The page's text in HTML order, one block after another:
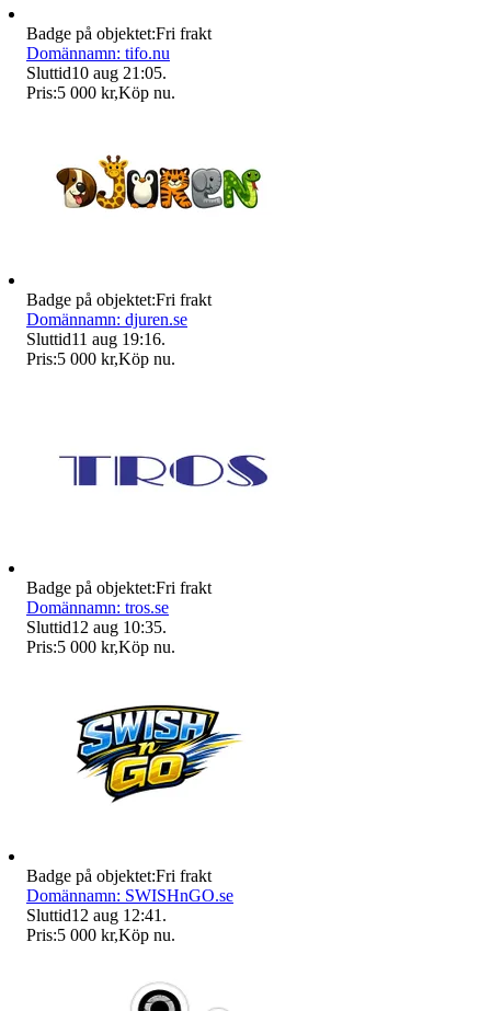
Badge på objektet:Fri frakt
Domännamn: tifo.nu
Sluttid10 aug 21:05.
Pris:5 000 kr,Köp nu.
Badge på objektet:Fri frakt
Domännamn: djuren.se
Sluttid11 aug 19:16.
Pris:5 000 kr,Köp nu.
Badge på objektet:Fri frakt
Domännamn: tros.se
Sluttid12 aug 10:35.
Pris:5 000 kr,Köp nu.
Badge på objektet:Fri frakt
Domännamn: SWISHnGO.se
Sluttid12 aug 12:41 .
Pris:5 000 kr,Köp nu.